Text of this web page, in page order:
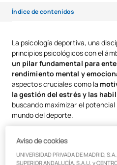
Índice de contenidos
Cuál es el papel del psicólogo
Funciones y responsabilidades del
Áreas de intervención del psicólogo
Aplicaciones de la psicología
La psicología deportiva, una
principios psicológicos con el
un pilar fundamental para
rendimiento mental y
aspectos cruciales como la
la gestión del estrés y las
buscando maximizar el
mundo del deporte.
Objetivos y
Aviso de cookies
UNIVERSIDAD PRIVADA DE MADRID,
SUPERIOR ANDALUCÍA, S.A.U. y